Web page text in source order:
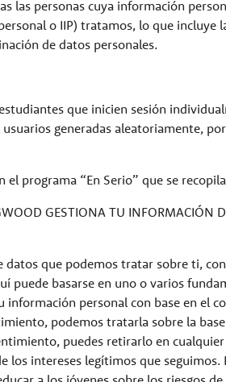
las personas cuya información
o IIP) tratamos, lo que incluye
de datos personales.
que inicien sesión
generadas aleatoriamente,
el programa “En Serio” que se
GESTIONA TU INFORMACIÓN
datos que podemos tratar sobre ti,
puede basarse en uno o varios
información personal con base en el
podemos tratarla sobre la
puedes retirarlo en
los intereses legítimos que seguimos.